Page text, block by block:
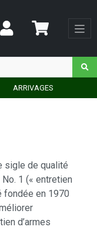
ARRIVAGES
sigle de qualité
No. 1 (« entretien
fondée en 1970
d’armes